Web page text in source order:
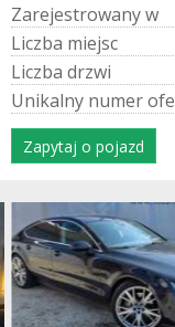
Zarejestrowanyw
Liczba miejsc
Liczba drzwi
Unikalny numerofe
Zapytaj o pojazd